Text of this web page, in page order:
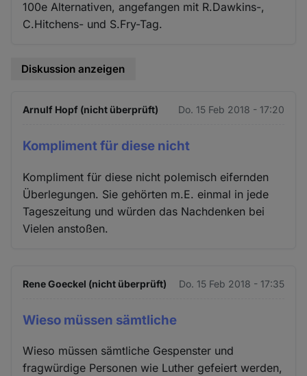
100e Alternativen, angefangen mit R.Dawkins-,
C.Hitchens- und S.Fry-Tag.
Diskussion anzeigen
Arnulf Hopf (nicht überprüft) Do. 15 Feb 2018 - 17:20
Kompliment für diese nicht
Kompliment für diese nicht polemisch eifernden
Überlegungen. Sie gehörten m.E. einmal in jede
Tageszeitung und würden das Nachdenken bei
Vielen anstoßen.
Rene Goeckel (nicht überprüft) Do. 15 Feb 2018 - 17:35
Wieso müssen sämtliche
Wieso müssen sämtliche Gespenster und
fragwürdige Personen wie Luther gefeiert werden,